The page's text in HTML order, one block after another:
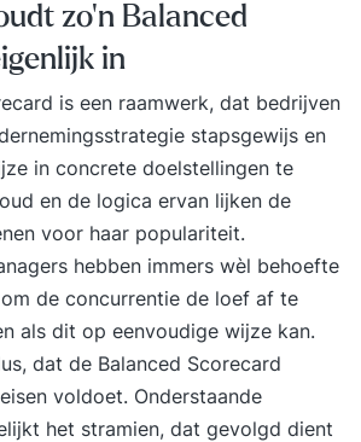
zo'n Balanced
in
is een raamwerk, dat bedrijven
stapsgewijs en
in concrete doelstellingen te
en de logica ervan lijken de
voor haar populariteit.
hebben immers wèl behoefte
de concurrentie de loef af te
als dit op eenvoudige wijze kan.
dat de Balanced Scorecard
voldoet. Onderstaande
het stramien, dat gevolgd dient